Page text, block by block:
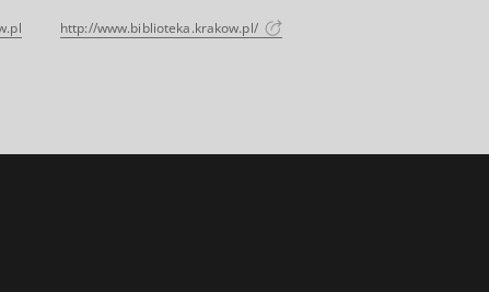
http://www.biblioteka.krakow.pl/